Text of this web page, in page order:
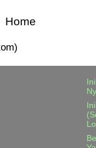
Home